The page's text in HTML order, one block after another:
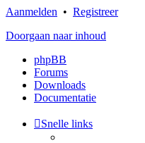
Aanmelden • Registreer
Doorgaan naar inhoud
phpBB
Forums
Downloads
Documentatie
Snelle links